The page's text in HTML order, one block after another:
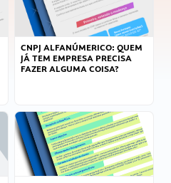
CNPJ ALFANÚMERICO: QUEM
JÁ TEM EMPRESA PRECISA
FAZER ALGUMA COISA?